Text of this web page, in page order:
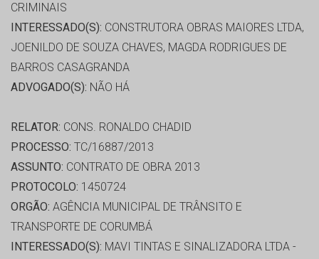
CRIMINAIS
INTERESSADO(S): CONSTRUTORA OBRAS MAIORES LTDA,
JOENILDO DE SOUZA CHAVES, MAGDA RODRIGUES DE
BARROS CASAGRANDA
ADVOGADO(S): NÃO HÁ
RELATOR: CONS. RONALDO CHADID
PROCESSO: TC/16887/2013
ASSUNTO: CONTRATO DE OBRA 2013
PROTOCOLO: 1450724
ORGÃO: AGÊNCIA MUNICIPAL DE TRÂNSITO E
TRANSPORTE DE CORUMBÁ
INTERESSADO(S): MAVI TINTAS E SINALIZADORA LTDA -